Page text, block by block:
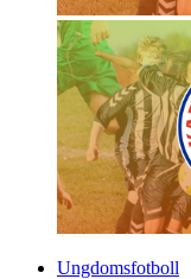
Ungdomsfotboll